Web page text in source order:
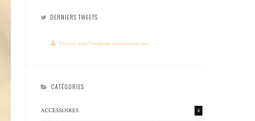
DERNIERS TWEETS
Twitter said: "Could not authenticate you."
CATÉGORIES
ACCESSOIRES 4